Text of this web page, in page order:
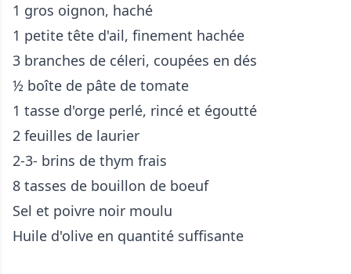
1 gros oignon, haché
1 petite tête d'ail, finement hachée
3 branches de céleri, coupées en dés
½ boîte de pâte de tomate
1 tasse d'orge perlé, rincé et égoutté
2 feuilles de laurier
2-3- brins de thym frais
8 tasses de bouillon de boeuf
Sel et poivre noir moulu
Huile d'olive en quantité suffisante